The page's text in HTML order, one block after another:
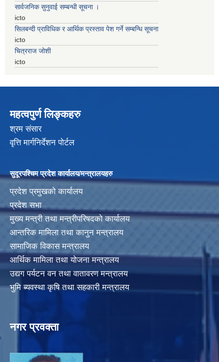
सार्वजनिक सुनुवाई सम्बन्धी सूचना ।
icto
सिलबन्दी प्राविधिक र आर्थिक प्रस्ताव पेश गर्ने सम्बन्धि सूचना
icto
चित्रराज जोशी
icto
महत्वपुर्ण लिङ्कहरु
श्रम संसार
वृत्ति मार्गनिर्देशन पोर्टल
सुदूरपश्चिम प्रदेश कार्यालय/मन्त्रालयहरु
प्रदेश प्रमुखको कार्यालय
प्रदेश सभा
मुख्य मन्त्री तथा मन्त्रीपरिषदको कार्यालय
आन्तरिक मामिला तथा कानुन मन्त्रालय
सामाजिक विकास मन्त्रालय
आर्थिक मामिला तथा योजना मन्त्रालय
उद्यग पर्यटन वन तथा वातावरण मन्त्रालय
भुमि ब्यवस्था कृषि तथा सहकारी मन्त्रालय
नगर प्रवक्ता